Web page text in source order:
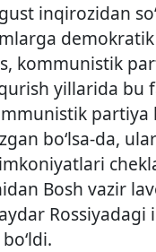
inqirozidan
kommunistik
yillarida bu
partiya
bo‘lsa-da,
Bosh vazir